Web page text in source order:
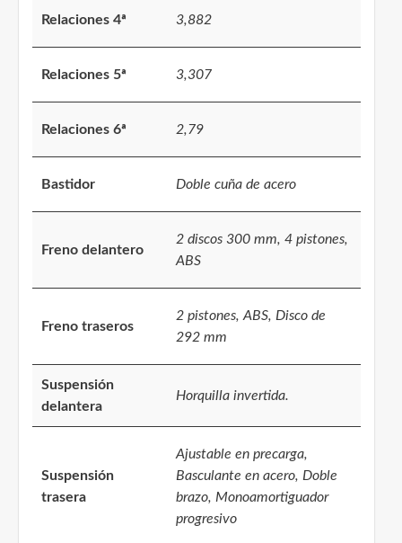
Relaciones 4ª 3,882
Relaciones 5ª 3,307
Relaciones 6ª 2,79
Bastidor Doble cuña de acero
Freno delantero
2 discos 300 mm, 4 pistones,
ABS
Freno traseros
2 pistones, ABS, Disco de
292 mm
Suspensión
delantera
Horquilla invertida.
Suspensión
trasera
Ajustable en precarga,
Basculante en acero, Doble
brazo, Monoamortiguador
progresivo